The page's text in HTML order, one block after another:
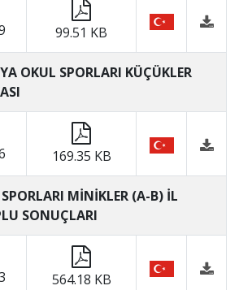
99.51 KB
OKUL SPORLARI KÜÇÜKLER
169.35 KB
MİNİKLER (A-B) İL
SONUÇLARI
564.18 KB